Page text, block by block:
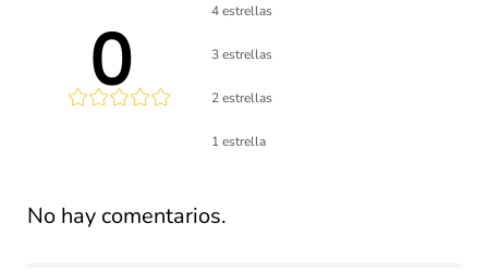
0
4 estrellas
3 estrellas
2 estrellas
1 estrella
No hay comentarios.